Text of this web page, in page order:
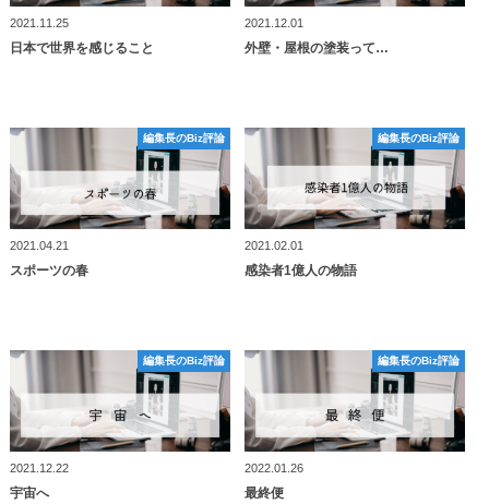
2021.11.25
日本で世界を感じること
2021.12.01
外壁・屋根の塗装って…
編集長のBiz評論
編集長のBiz評論
2021.04.21
スポーツの春
編集長のBiz評論
編集長のBiz評論
2021.02.01
感染者1億人の物語
編集長のBiz評論
編集長のBiz評論
2021.12.22
宇宙へ
編集長のBiz評論
編集長のBiz評論
2022.01.26
最終便